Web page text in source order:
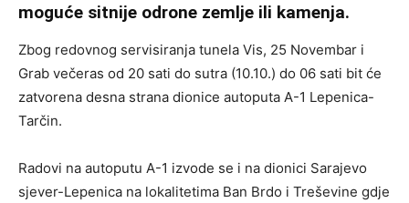
moguće sitnije odrone zemlje ili kamenja.
Zbog redovnog servisiranja tunela Vis, 25 Novembar i
Grab večeras od 20 sati do sutra (10.10.) do 06 sati bit će
zatvorena desna strana dionice autoputa A-1 Lepenica-
Tarčin.
Radovi na autoputu A-1 izvode se i na dionici Sarajevo
sjever-Lepenica na lokalitetima Ban Brdo i Treševine gdje